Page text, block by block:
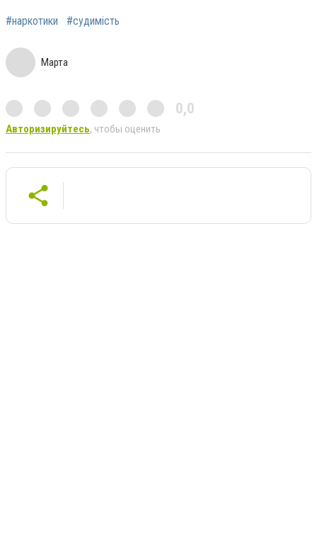
#наркотики #судимість
Марта
0,0
Авторизируйтесь, чтобы оценить